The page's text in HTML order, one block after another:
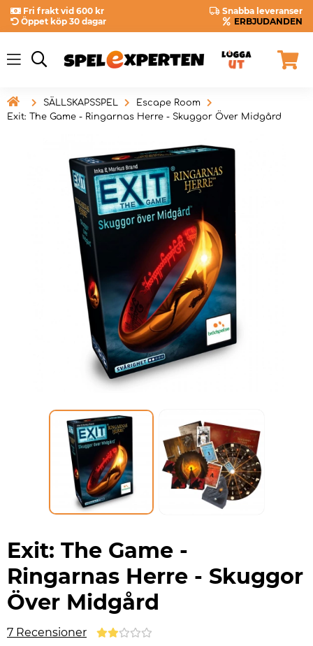
Fri frakt vid 600 kr
Snabba leveranser
Öppet köp 30 dagar
ERBJUDANDEN
 SÄLLSKAPSSPEL
Escape Room
Exit: The Game - Ringarnas Herre - Skuggor Över Midgård
Exit: The Game -
Ringarnas Herre - Skuggor
Över Midgård
7 Recensioner